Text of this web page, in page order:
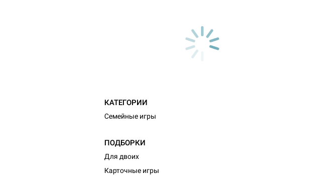
КАТЕГОРИИ
Семейные игры
ПОДБОРКИ
Для двоих
Карточные игры
Настольная игра Hobby World Журнал
"Мир фантастики. Спецвыпуск: Братья